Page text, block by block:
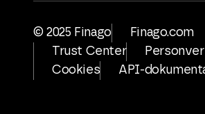
© 2025 Finago
Finago.com
Trust Center
Cookies
API-